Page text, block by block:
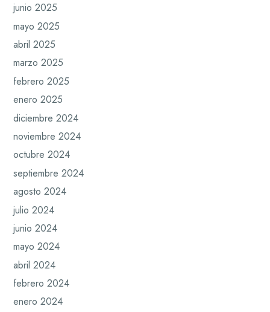
junio 2025
mayo 2025
abril 2025
marzo 2025
febrero 2025
enero 2025
diciembre 2024
noviembre 2024
octubre 2024
septiembre 2024
agosto 2024
julio 2024
junio 2024
mayo 2024
abril 2024
febrero 2024
enero 2024